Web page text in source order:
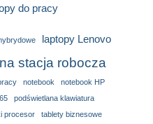
do pracy
laptopy Lenovo
stacja robocza
notebook notebook HP
podświetlana klawiatura
procesor
tablety biznesowe